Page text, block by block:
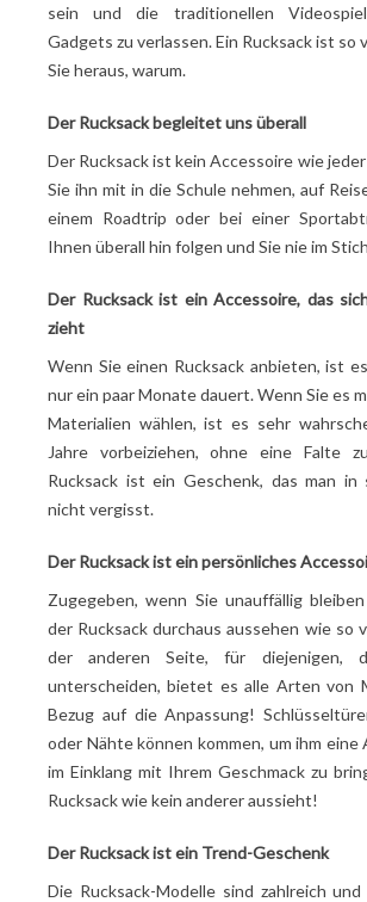
sein und die traditionellen
Gadgets zu verlassen. Ein Rucksack ist so
Sie heraus, warum.
Der Rucksack begleitet uns überall
Der Rucksack ist kein Accessoire wie jeder
Sie ihn mit in die Schule nehmen, auf
einem Roadtrip oder bei einer
Ihnen überall hin folgen und Sie nie im
Der Rucksack ist ein Accessoire, das
zieht
Wenn Sie einen Rucksack anbieten, ist
nur ein paar Monate dauert. Wenn Sie es
Materialien wählen, ist es sehr
Jahre vorbeiziehen, ohne eine Falte
Rucksack ist ein Geschenk, das man in
nicht vergisst.
Der Rucksack ist ein persönliches
Zugegeben, wenn Sie unauffällig
der Rucksack durchaus aussehen wie so
der anderen Seite, für diejenigen,
unterscheiden, bietet es alle Arten von
Bezug auf die Anpassung!
oder Nähte können kommen, um ihm eine
im Einklang mit Ihrem Geschmack zu
Rucksack wie kein anderer aussieht!
Der Rucksack ist ein Trend-Geschenk
Die Rucksack-Modelle sind zahlreich